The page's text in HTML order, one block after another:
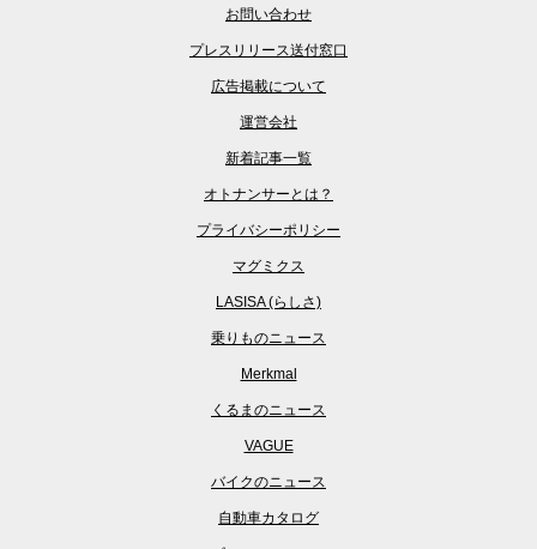
お問い合わせ
プレスリリース送付窓口
広告掲載について
運営会社
新着記事一覧
オトナンサーとは？
プライバシーポリシー
マグミクス
LASISA (らしさ)
乗りものニュース
Merkmal
くるまのニュース
VAGUE
バイクのニュース
自動車カタログ